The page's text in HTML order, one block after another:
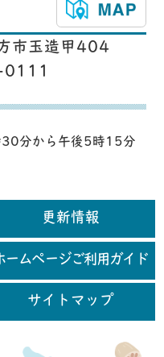
市玉造甲404
0111
30分から午後5時15分
更新情報
ームページご利用ガイド
サイトマップ